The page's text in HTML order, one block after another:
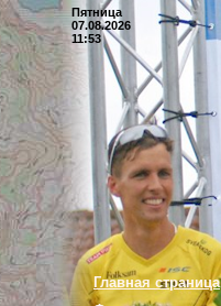
Пятница
07.08.2026
11:53
Главная страница